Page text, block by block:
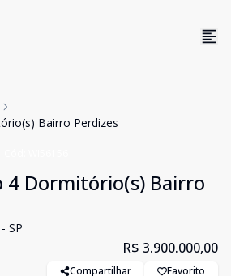
Bairro Perdizes
Dormitório(s) Bairro
SP
R$ 3.900.000,00
Compartilhar Favorito